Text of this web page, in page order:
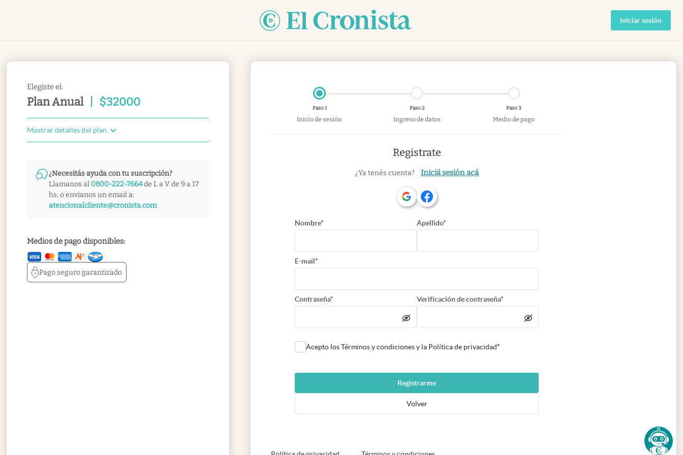
Iniciar sesión
Elegiste el:
Plan Anual $32000
Mostrar detalles del plan
¿Necesitás ayuda con tu suscripción?
Llamanos al 0800-222-7664de L a V de 9 a 17
hs. o envianos un email a:
atencionalcliente@cronista.com
Medios de pago disponibles:
Pago segurogarantizado
Paso 1
Inicio de sesión
Paso 2
Ingreso de datos
Paso 3
Medio de pago
Registrate
¿Ya tenés cuenta? Iniciá sesión acá
Nombre* Apellido*
E-mail*
Contraseña* Verificación de contraseña*
Acepto los Términos y condiciones y la Política de privacidad*
Registrarme
Volver